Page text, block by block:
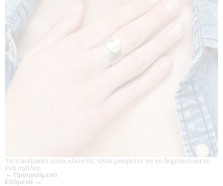
Τα trackbacks είναι κλειστά, αλλά μπορείτε να να δημοσιεύσετε
ένα σχόλιο.
← Προηγούμενο
Επόμενο →